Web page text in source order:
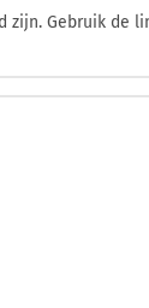
zijn. Gebruik de